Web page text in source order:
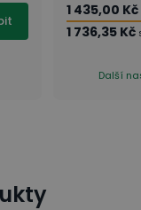
1 435,00 Kč
1 736,35 Kč
Další